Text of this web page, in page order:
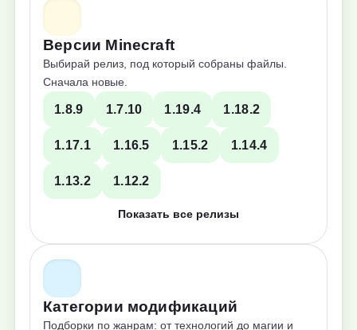
Версии Minecraft
Выбирай релиз, под который собраны файлы.
Сначала новые.
1.8.9 1.7.10 1.19.4 1.18.2
1.17.1 1.16.5 1.15.2 1.14.4
1.13.2 1.12.2
Показать все релизы
Категории модификаций
Подборки по жанрам: от технологий до магии и